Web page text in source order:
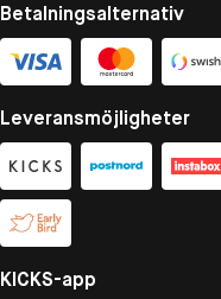
Betalningsalternativ
Leveransmöjligheter
KICKS-app